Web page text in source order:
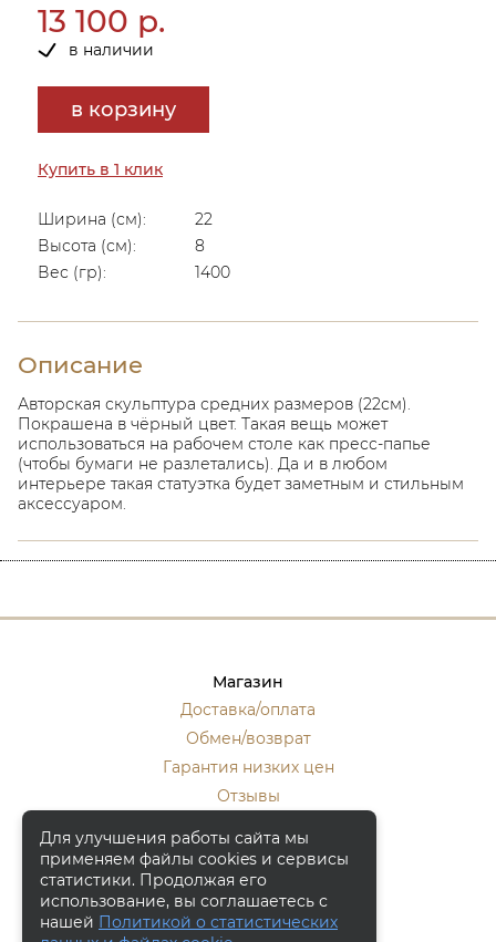
13 100 р.
в наличии
в корзину
Купить в 1 клик
Ширина (см):
22
Высота (см):
8
Вес (гр):
1400
Описание
Авторская скульптура средних размеров (22см).
Покрашена в чёрный цвет. Такая вещь может
использоваться на рабочем столе как пресс-папье
(чтобы бумаги не разлетались). Да и в любом
интерьере такая статуэтка будет заметным и стильным
аксессуаром.
Магазин
Доставка/оплата
Обмен/возврат
Гарантия низких цен
Отзывы
Контакты
Москва, ул. Кулакова 20, к.1.
+7 (916) 133-50-10
Для улучшения работы сайта мы
применяем файлы cookies и сервисы
статистики. Продолжая его
использование, вы соглашаетесь с
нашей Политикой о статистических